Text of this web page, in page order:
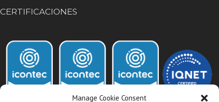
Manage Cookie Consent
CERTIFICACIONES